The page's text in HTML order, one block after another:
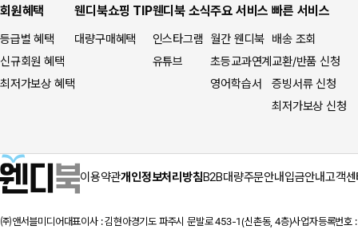
회원혜택
등급별 혜택
신규회원 혜택
최저가보상 혜택
웬디북쇼핑 TIP
대량구매혜택
웬디북 소식
인스타그램
유튜브
주요 서비스
월간 웬디북
초등교과연계
영어학습서
빠른 서비스
배송 조회
교환/반품 신청
증빙서류 신청
최저가보상 신청
이용약관개인정보처리방침B2B대량주문안내입금안내고객
㈜앤서블미디어대표이사 : 김현아경기도 파주시 문발로 453-1(신촌동, 4층)사업자등록번